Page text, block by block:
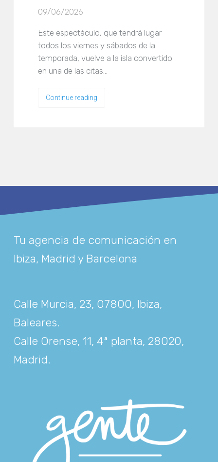
09/06/2026
Este espectáculo, que tendrá lugar
todos los viernes y sábados de la
temporada, vuelve a la isla convertido
en una de las citas…
Continue reading
Tu agencia de comunicación en
Ibiza, Madrid y Barcelona
Calle Murcia, 23, 07800, Ibiza,
Baleares.
Calle Orense, 11, 4ª planta, 28020,
Madrid.